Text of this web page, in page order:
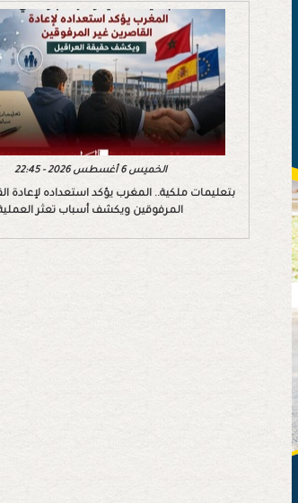
الخميس 6 أغسطس 2026 - 22:45
بتعليمات ملكية.. المغرب يؤكد استعداده لإعادة
المرفوقين ويكشف أسباب تعثر